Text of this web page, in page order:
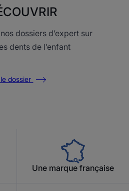
dossiers d’expert sur
dents de l’enfant
dossier
Une marque française